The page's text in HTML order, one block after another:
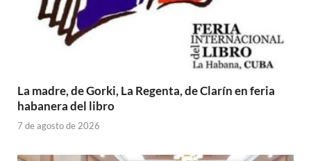
La madre, de Gorki, La Regenta, de Clarín en feria
habanera del libro
7 de agosto de 2026